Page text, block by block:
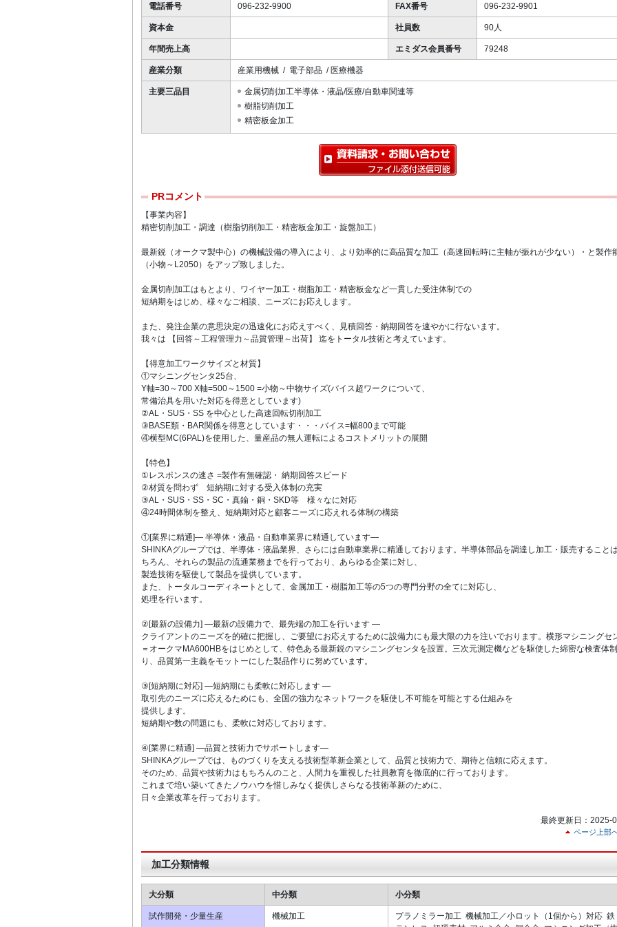
電話番号 096-232-9900 FAX番号 096-232-9901
資本金 社員数 90人
年間売上高 エミダス会員番号 79248
産業分類 産業用機械 / 電子部品 / 医療機器
主要三品目
金属切削加工半導体・液晶/医療/自動車関連等
樹脂切削加工
精密板金加工
PRコメント
【事業内容】
精密切削加工・調達（樹脂切削加工・精密板金加工・旋盤加工）
最新鋭（オークマ製中心）の機械設備の導入により、より効率的に高品質な加工（高速回転時に主軸が振れが少ない）・と製作
（小物～L2050）をアップ致しました。
金属切削加工はもとより、ワイヤー加工・樹脂加工・精密板金など一貫した受注体制での
短納期をはじめ、様々なご相談、ニーズにお応えします。
また、発注企業の意思決定の迅速化にお応えすべく、見積回答・納期回答を速やかに行ないます。
我々は 【回答～工程管理力～品質管理～出荷】 迄をトータル技術と考えています。
【得意加工ワークサイズと材質】
①マシニングセンタ25台、
Y軸=30～700 X軸=500～1500 =小物～中物サイズ(バイス超ワークについて、
常備治具を用いた対応を得意としています)
②AL・SUS・SS を中心とした高速回転切削加工
③BASE類・BAR関係を得意としています・・・バイス=幅800まで可能
④横型MC(6PAL)を使用した、量産品の無人運転によるコストメリットの展開
【特色】
①レスポンスの速さ =製作有無確認・ 納期回答スピード
②材質を問わず 短納期に対する受入体制の充実
③AL・SUS・SS・SC・真鍮・銅・SKD等 様々なに対応
④24時間体制を整え、短納期対応と顧客ニーズに応えれる体制の構築
①[業界に精通]― 半導体・液晶・自動車業界に精通しています―
SHINKAグループでは、半導体・液晶業界、さらには自動車業界に精通しております。半導体部品を調達し加工・販売すること
ちろん、それらの製品の流通業務までを行っており、あらゆる企業に対し、
製造技術を駆使して製品を提供しています。
また、トータルコーディネートとして、金属加工・樹脂加工等の5つの専門分野の全てに対応し、
処理を行います。
②[最新の設備力] ―最新の設備力で、最先端の加工を行います ―
クライアントのニーズを的確に把握し、ご要望にお応えするために設備力にも最大限の力を注いでおります。横形マシニングセ
＝オークマMA600HBをはじめとして、特色ある最新鋭のマシニングセンタを設置。三次元測定機などを駆使した綿密な検査体
り、品質第一主義をモットーにした製品作りに努めています。
③[短納期に対応] ―短納期にも柔軟に対応します ―
取引先のニーズに応えるためにも、全国の強力なネットワークを駆使し不可能を可能とする仕組みを
提供します。
短納期や数の問題にも、柔軟に対応しております。
④[業界に精通] ―品質と技術力でサポートします―
SHINKAグループでは、ものづくりを支える技術型革新企業として、品質と技術力で、期待と信頼に応えます。
そのため、品質や技術力はもちろんのこと、人間力を重視した社員教育を徹底的に行っております。
これまで培い築いてきたノウハウを惜しみなく提供しさらなる技術革新のために、
日々企業改革を行っております。
最終更新日：2025-
ページ上部
加工分類情報
大分類 中分類 小分類
試作開発・少量生産 機械加工
プラノミラー加工 機械加工／小ロット（1個から）対応